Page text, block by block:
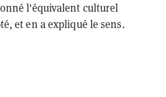
l'équivalent culturel
et en a expliqué le sens.